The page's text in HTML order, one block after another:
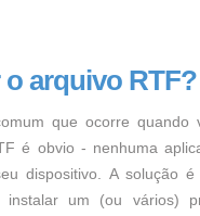
arquivo RTF?
que ocorre quando
é obvio - nenhuma
dispositivo. A solução é
instalar um (ou vários)